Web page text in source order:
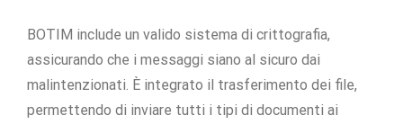
BOTIM include un valido sistema di crittografia,
assicurando che i messaggi siano al sicuro dai
malintenzionati. È integrato il trasferimento dei file,
permettendo di inviare tutti i tipi di documenti ai